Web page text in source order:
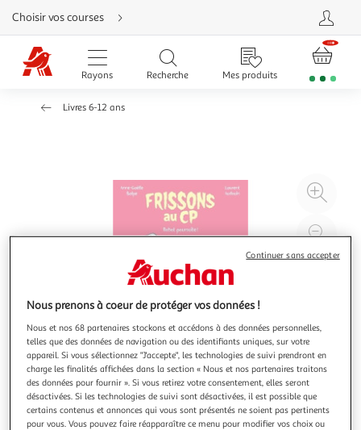
Aller
directement
au
contenu
Aller
directement
Aller
Choisir vos courses
Rayons Recherche Mes produits
Livres 6-12 ans
à
Nous prenons à coeur de protéger vos données !
Nous et nos 68 partenaires stockons et accédons à des données personnelles,
telles que des données de navigation ou des identifiants uniques, sur votre
appareil. Si vous sélectionnez "J'accepte", les technologies de suivi prendront en
charge les finalités affichées dans la section « Nous et nos partenaires traitons
des données pour fournir ». Si vous retirez votre consentement, elles seront
désactivées. Si les technologies de suivi sont désactivées, il est possible que
certains contenus et annonces qui vous sont présentés ne soient pas pertinents
pour vous. Vous pouvez faire réapparaître ce menu pour modifier vos choix ou
Continuer sans accepter